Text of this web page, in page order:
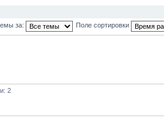
за: Поле сортировки
2